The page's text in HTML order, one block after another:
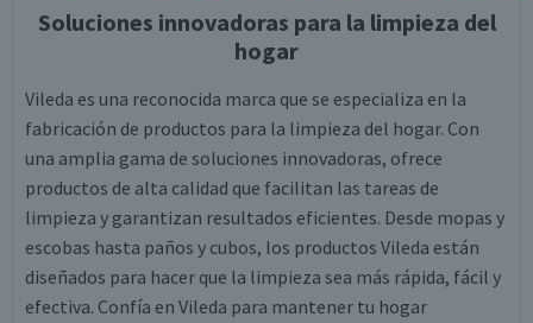
Soluciones innovadoras para la limpieza del
hogar
Vileda es una reconocida marca que se especializa en la
fabricación de productos para la limpieza del hogar. Con
una amplia gama de soluciones innovadoras, ofrece
productos de alta calidad que facilitan las tareas de
limpieza y garantizan resultados eficientes. Desde mopas y
escobas hasta paños y cubos, los productos Vileda están
diseñados para hacer que la limpieza sea más rápida, fácil y
efectiva. Confía en Vileda para mantener tu hogar